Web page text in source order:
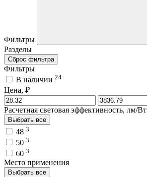
Фильтры
Разделы
Сброс фильтра
Фильтры
В наличии 24
Цена, ₽
Расчетная световая эффективность, лм/Вт
Выбрать все
48 3
50 3
60 3
Место применения
Выбрать все